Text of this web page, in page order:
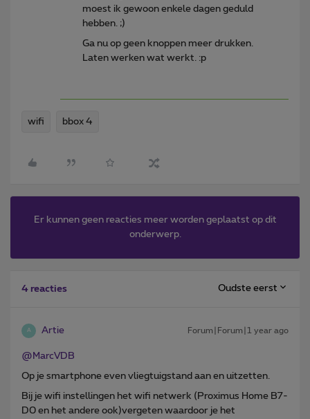
moest ik gewoon enkele dagen geduld
hebben. ;)
Ga nu op geen knoppen meer drukken.
Laten werken wat werkt. :p
wifi bbox 4
Er kunnen geen reacties meer worden geplaatst op dit
onderwerp.
4 reacties Oudste eerst
A Artie Forum|Forum|1 year ago
@MarcVDB
Op je smartphone even vliegtuigstand aan en uitzetten.
Bij je wifi instellingen het wifi netwerk (Proximus Home B7-
D0 en het andere ook)vergeten waardoor je het